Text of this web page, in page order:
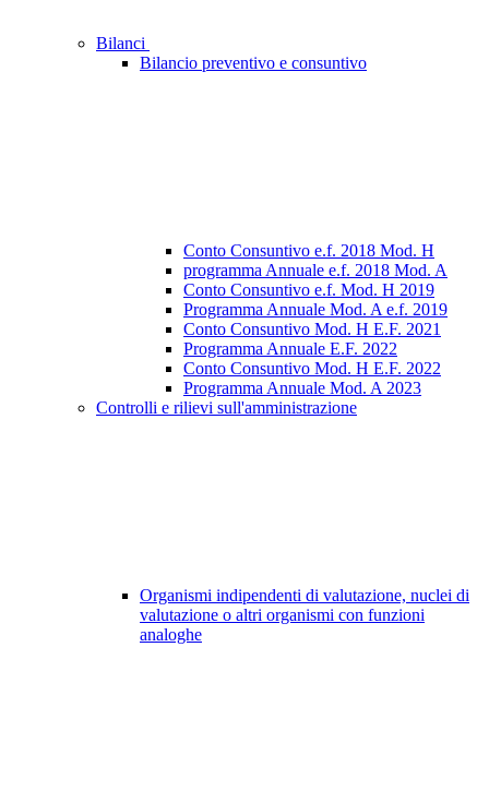
Bilanci
Bilancio preventivo e consuntivo
Conto Consuntivo e.f. 2018 Mod. H
programma Annuale e.f. 2018 Mod. A
Conto Consuntivo e.f. Mod. H 2019
Programma Annuale Mod. A e.f. 2019
Conto Consuntivo Mod. H E.F. 2021
Programma Annuale E.F. 2022
Conto Consuntivo Mod. H E.F. 2022
Programma Annuale Mod. A 2023
Controlli e rilievi sull'amministrazione
Organismi indipendenti di valutazione, nuclei di
valutazione o altri organismi con funzioni
analoghe